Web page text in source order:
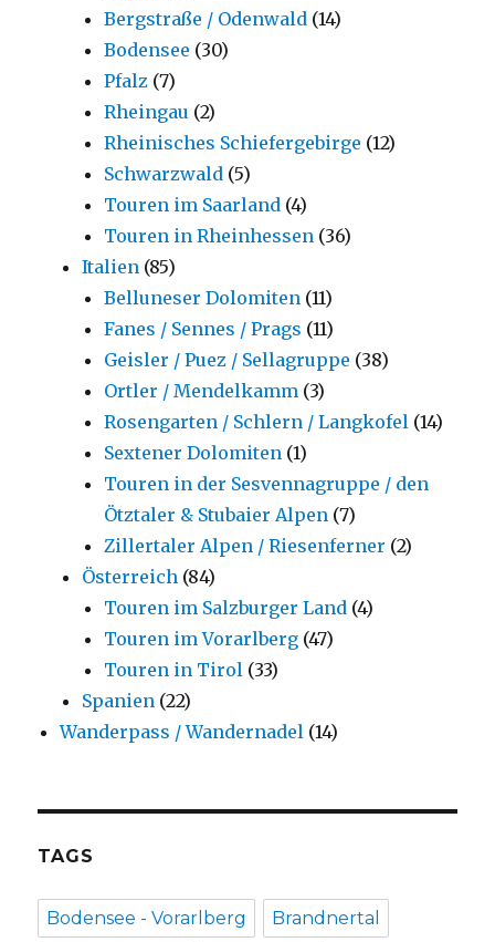
Bergstraße / Odenwald (14)
Bodensee (30)
Pfalz (7)
Rheingau (2)
Rheinisches Schiefergebirge (12)
Schwarzwald (5)
Touren im Saarland (4)
Touren in Rheinhessen (36)
Italien (85)
Belluneser Dolomiten (11)
Fanes / Sennes / Prags (11)
Geisler / Puez / Sellagruppe (38)
Ortler / Mendelkamm (3)
Rosengarten / Schlern / Langkofel (14)
Sextener Dolomiten (1)
Touren in der Sesvennagruppe / den
Ötztaler & Stubaier Alpen (7)
Zillertaler Alpen / Riesenferner (2)
Österreich (84)
Touren im Salzburger Land (4)
Touren im Vorarlberg (47)
Touren in Tirol (33)
Spanien (22)
Wanderpass / Wandernadel (14)
TAGS
Bodensee - Vorarlberg Brandnertal